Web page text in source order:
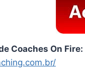
Coaches On Fire: